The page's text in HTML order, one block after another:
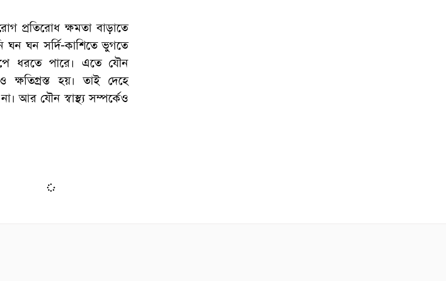
প্রতিরোধ ক্ষমতা বাড়াতে
ঘন ঘন সর্দি-কাশিতে ভুগতে
ধরতে পারে। এতে যৌন
ক্ষতিগ্রস্ত হয়। তাই দেহে
আর যৌন স্বাস্থ্য সম্পর্কেও